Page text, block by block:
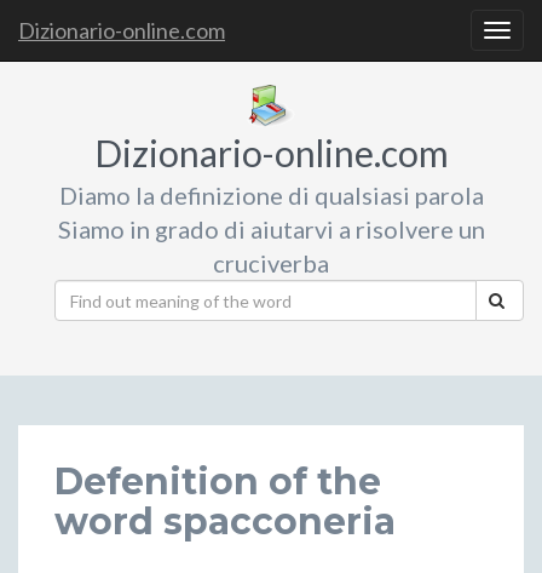
Dizionario-online.com
Dizionario-online.com
Diamo la definizione di qualsiasi parola
Siamo in grado di aiutarvi a risolvere un
cruciverba
Defenition of the
word spacconeria